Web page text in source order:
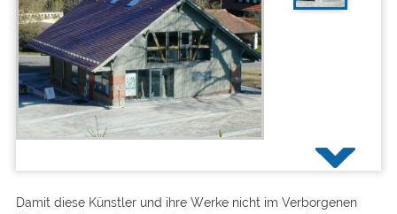
Damit diese Künstler und ihre Werke nicht im Verborgenen